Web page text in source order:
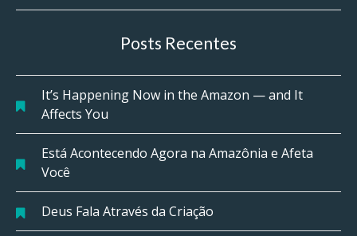
Posts Recentes
It’s Happening Now in the Amazon — and It
Affects You
Está Acontecendo Agora na Amazônia e Afeta
Você
Deus Fala Através da Criação